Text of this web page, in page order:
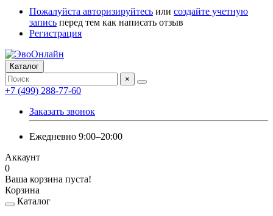
Пожалуйста авторизируйтесь или создайте учетную
запись перед тем как написать отзыв
Регистрация
Каталог
×
+7 (499) 288-77-60
Заказать звонок
Ежедневно 9:00–20:00
Аккаунт
0
Ваша корзина пуста!
Корзина
Каталог